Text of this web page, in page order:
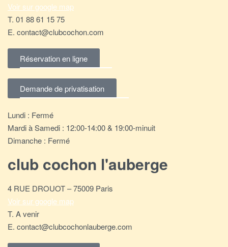
Voir sur google map
T. 01 88 61 15 75
E. contact@clubcochon.com
Réservation en ligne
Demande de privatisation
Lundi : Fermé
Mardi à Samedi : 12:00-14:00 & 19:00-minuit
Dimanche : Fermé
club cochon l'auberge
4 RUE DROUOT – 75009 Paris
Voir sur google map
T. A venir
E. contact@clubcochonlauberge.com